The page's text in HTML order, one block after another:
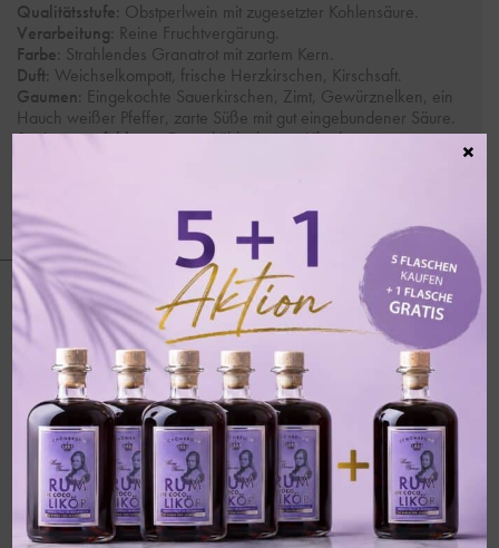
Qualitätsstufe : Obstperlwein mit zugesetzter Kohlensäure.
Verarbeitung : Reine Fruchtvergärung.
Farbe : Strahlendes Granatrot mit zartem Kern.
Duft : Weichselkompott, frische Herzkirschen, Kirschsaft.
Gaumen : Eingekochte Sauerkirschen, Zimt, Gewürznelken, ein
Hauch weißer Pfeffer, zarte Süße mit gut eingebundener Säure.
Speisenempfehlung: Gut gekühlt als Aperitif oder zum
Ähnliche Produkte
SALE! SALE!
×